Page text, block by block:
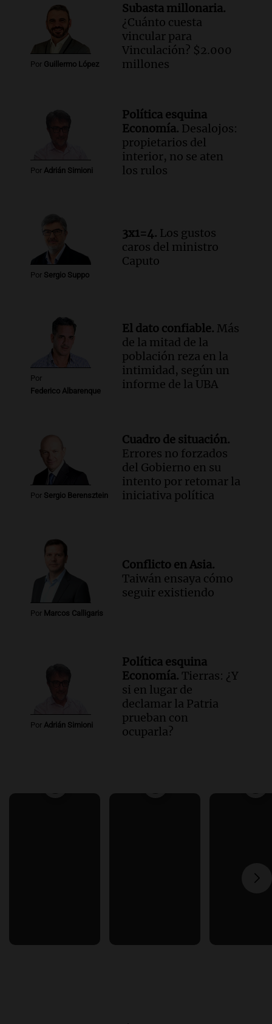
Por Guillermo López
Subasta millonaria.
¿Cuánto cuesta
vincular para
Vinculación? $2.000
millones
Por Adrián Simioni
Política esquina
Economía. Desalojos:
propietarios del
interior, no se aten
los rulos
Por Sergio Suppo
3x1=4. Los gustos
caros del ministro
Caputo
Por
Federico Albarenque
El dato confiable. Más
de la mitad de la
población reza en la
intimidad, según un
informe de la UBA
Por Sergio Berensztein
Cuadro de situación.
Errores no forzados
del Gobierno en su
intento por retomar la
iniciativa política
Por Marcos Calligaris
Conflicto en Asia.
Taiwán ensaya cómo
seguir existiendo
Por Adrián Simioni
Política esquina
Economía. Tierras: ¿Y
si en lugar de
declamar la Patria
prueban con
ocuparla?